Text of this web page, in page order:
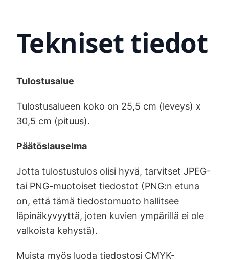
Tekniset tiedot
Tulostusalue
Tulostusalueen koko on 25,5 cm (leveys) x
30,5 cm (pituus).
Päätöslauselma
Jotta tulostustulos olisi hyvä, tarvitset JPEG-
tai PNG-muotoiset tiedostot (PNG:n etuna
on, että tämä tiedostomuoto hallitsee
läpinäkyvyyttä, joten kuvien ympärillä ei ole
valkoista kehystä).
Muista myös luoda tiedostosi CMYK-